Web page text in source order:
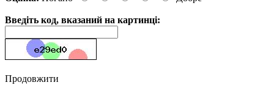
Введіть код, вказаний на картинці:
Продовжити